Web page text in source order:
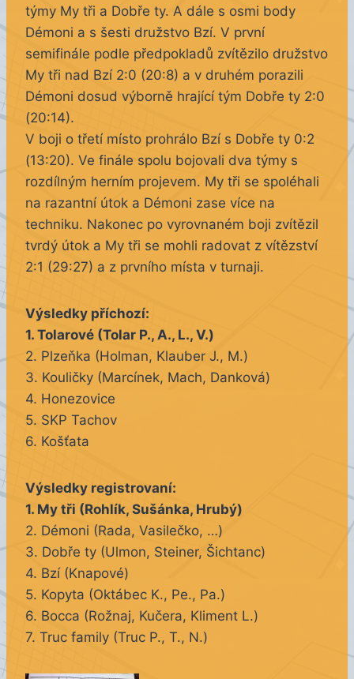
týmy My tři a Dobře ty. A dále s osmi body
Démoni a s šesti družstvo Bzí. V první
semifinále podle předpokladů zvítězilo družstvo
My tři nad Bzí 2:0 (20:8) a v druhém porazili
Démoni dosud výborně hrající tým Dobře ty 2:0
(20:14).
V boji o třetí místo prohrálo Bzí s Dobře ty 0:2
(13:20). Ve finále spolu bojovali dva týmy s
rozdílným herním projevem. My tři se spoléhali
na razantní útok a Démoni zase více na
techniku. Nakonec po vyrovnaném boji zvítězil
tvrdý útok a My tři se mohli radovat z vítězství
2:1 (29:27) a z prvního místa v turnaji.
Výsledky příchozí:
1. Tolarové (Tolar P., A., L., V.)
2. Plzeňka (Holman, Klauber J., M.)
3. Kouličky (Marcínek, Mach, Danková)
4. Honezovice
5. SKP Tachov
6. Košťata
Výsledky registrovaní:
1. My tři (Rohlík, Sušánka, Hrubý)
2. Démoni (Rada, Vasilečko, …)
3. Dobře ty (Ulmon, Steiner, Šichtanc)
4. Bzí (Knapové)
5. Kopyta (Oktábec K., Pe., Pa.)
6. Bocca (Rožnaj, Kučera, Kliment L.)
7. Truc family (Truc P., T., N.)